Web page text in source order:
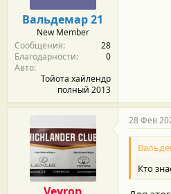
Вальдемар 21
New Member
Сообщения
28
Благодарности
0
Авто
Тойота хайлендр
полный 2013
Veyron
28 Фев
Кто